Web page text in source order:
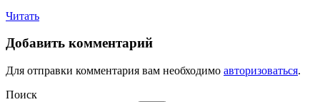
Читать
Добавить комментарий
Для отправки комментария вам необходимо авторизоваться.
Поиск